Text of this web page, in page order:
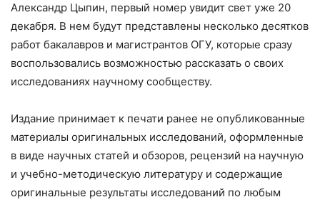
Александр Цыпин, первый номер увидит свет уже 20
декабря. В нем будут представлены несколько десятков
работ бакалавров и магистрантов ОГУ, которые сразу
воспользовались возможностью рассказать о своих
исследованиях научному сообществу.
Издание принимает к печати ранее не опубликованные
материалы оригинальных исследований, оформленные
в виде научных статей и обзоров, рецензий на научную
и учебно-методическую литературу и содержащие
оригинальные результаты исследований по любым